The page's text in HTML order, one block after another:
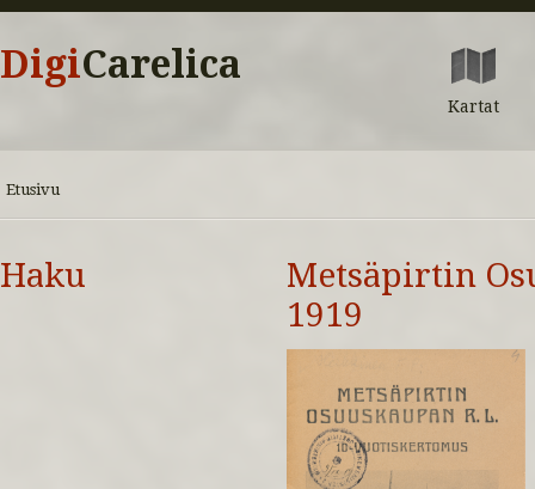
DigiCarelica
Kartat
Etusivu
Haku
Metsäpirtin
1919